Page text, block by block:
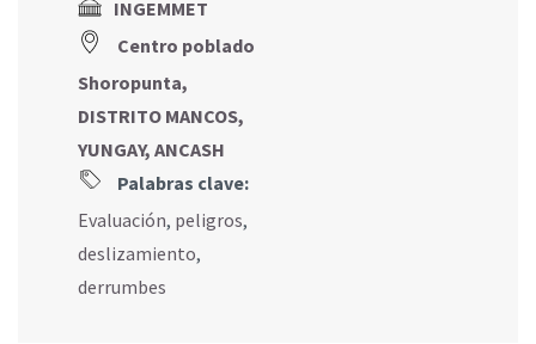
INGEMMET
Centro poblado
Shoropunta,
DISTRITO MANCOS,
YUNGAY, ANCASH
Palabras clave:
Evaluación, peligros,
deslizamiento,
derrumbes